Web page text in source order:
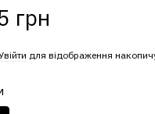
грн
для відображення